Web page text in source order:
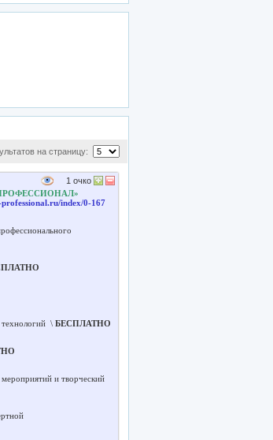
на страницу:
ПРОФЕССИОНАЛ»
index/0-167
технологий \ БЕСПЛАТНО
и творческий
1 очко